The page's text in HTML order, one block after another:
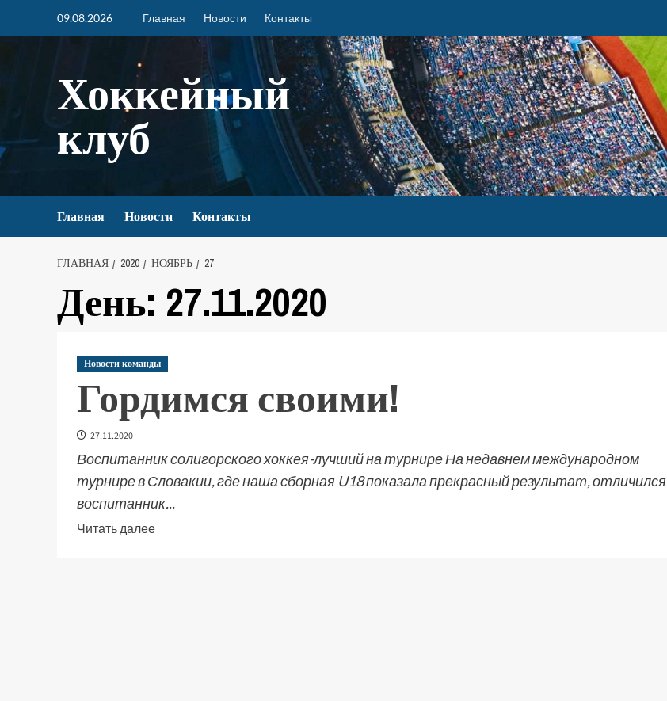
09.08.2026 Главная Новости Контакты
Хоккейный
клуб
Главная Новости Контакты
ГЛАВНАЯ 2020 НОЯБРЬ 27
День: 27.11.2020
Новости команды
Гордимся своими!
27.11.2020
Воспитанник солигорского хоккея-лучший на турнире На недавнем международном
турнире в Словакии, где наша сборная U18 показала прекрасный результат, отличился
воспитанник...
Читать далее